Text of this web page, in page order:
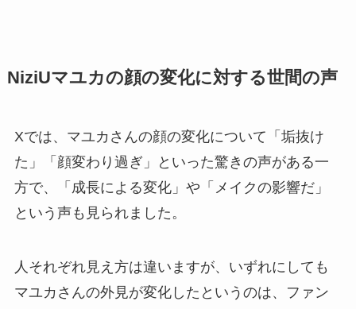
NiziUマユカの顔の変化に対する世間の声
Xでは、マユカさんの顔の変化について「垢抜け
た」「顔変わり過ぎ」といった驚きの声がある一
方で、「成長による変化」や「メイクの影響だ」
という声も見られました。
人それぞれ見え方は違いますが、いずれにしても
マユカさんの外見が変化したというのは、ファン